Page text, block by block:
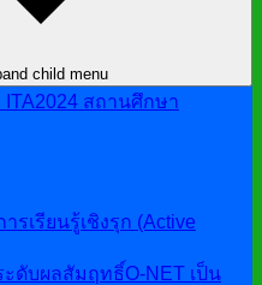
child menu
ITA2024 สถานศึกษา
รเรียนรู้เชิงรุก (Active
ะดับผลสัมฤทธิ์O-NET เป็น